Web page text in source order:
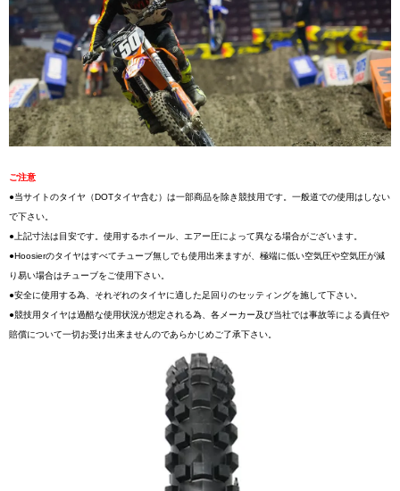
ご注意
●当サイトのタイヤ（DOTタイヤ含む）は一部商品を除き競技用です。一般道での使用はしない
で下さい。
●上記寸法は目安です。使用するホイール、エアー圧によって異なる場合がございます。
●Hoosierのタイヤはすべてチューブ無しでも使用出来ますが、極端に低い空気圧や空気圧が減
り易い場合はチューブをご使用下さい。
●安全に使用する為、それぞれのタイヤに適した足回りのセッティングを施して下さい。
●競技用タイヤは過酷な使用状況が想定される為、各メーカー及び当社では事故等による責任や
賠償について一切お受け出来ませんのであらかじめご了承下さい。